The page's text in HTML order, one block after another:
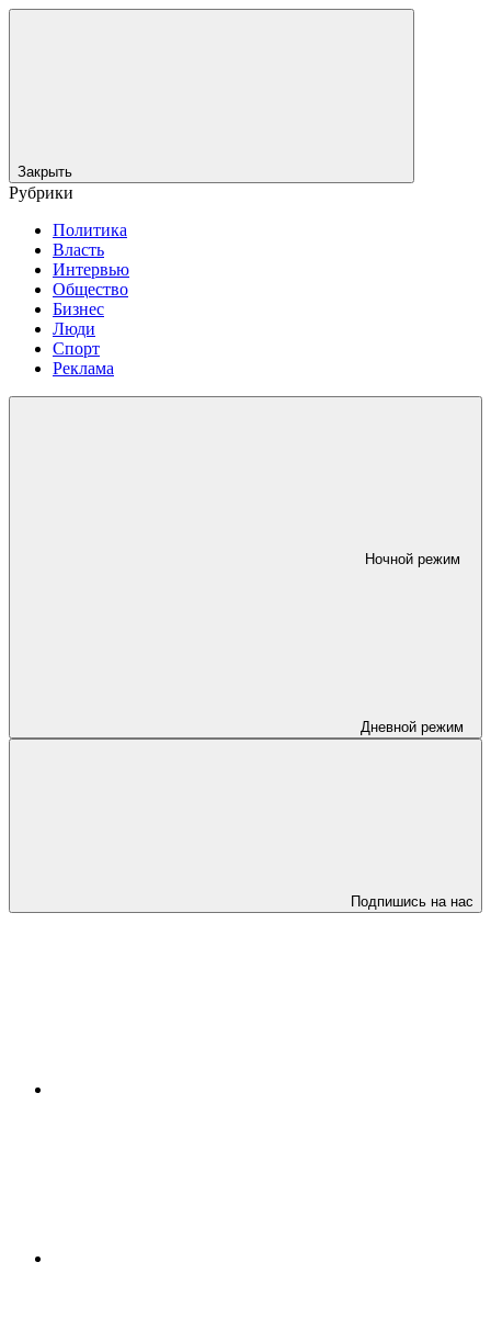
Закрыть
Рубрики
Политика
Власть
Интервью
Общество
Бизнес
Люди
Спорт
Реклама
Ночной режим
Дневной режим
Подпишись на нас